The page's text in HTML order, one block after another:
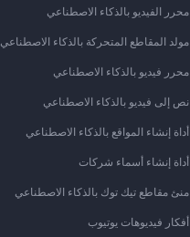
محرر الفيديو بالذكاء الاصطناعي
مولد المقاطع المتحركة بالذكاء الاصطناعي
محرر فيديو بالذكاء الاصطناعي
نص إلى فيديو بالذكاء الاصطناعي
أداة إنشاء المواقع بالذكاء الاصطناعي
أداة إنشاء أسماء شركات
منئ مقاطع تيك توك بالذكاء الاصطناعي
أفكار فيديوهات يوتيوب